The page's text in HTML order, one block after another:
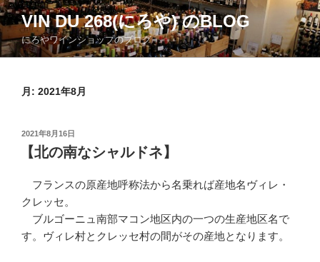
コ
ン
テ
ン
VIN DU 268(にろや) のBLOG
にろやワインショップのブログ
月: 2021年8月
投
日:
2021年8月16日
【北の南なシャルドネ】
フランスの原産地呼称法から名乗れば産地名ヴィレ・
クレッセ。
ブルゴーニュ南部マコン地区内の一つの生産地区名で
す。ヴィレ村とクレッセ村の間がその産地となります。